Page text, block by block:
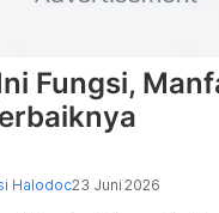
Fungsi,
Halodoc23 Juni 2026